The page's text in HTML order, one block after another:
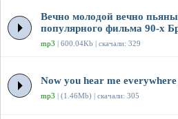
Вечно молодой вечно
популярного фильма 90-х
mp3 | 600.04Kb | скачали: 329
Now you hear me
mp3 | (1.46Mb) | скачали: 305